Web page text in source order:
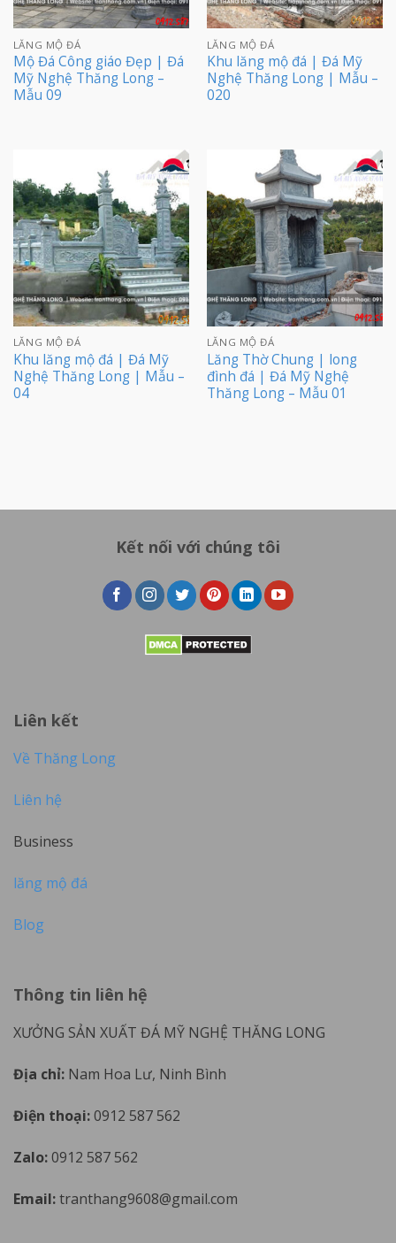
LĂNG MỘ ĐÁ
Mộ Đá Công giáo Đẹp | Đá
Mỹ Nghệ Thăng Long –
Mẫu 09
LĂNG MỘ ĐÁ
Khu lăng mộ đá | Đá Mỹ
Nghệ Thăng Long | Mẫu –
020
LĂNG MỘ ĐÁ
Khu lăng mộ đá | Đá Mỹ
Nghệ Thăng Long | Mẫu –
04
LĂNG MỘ ĐÁ
Lăng Thờ Chung | long
đình đá | Đá Mỹ Nghệ
Thăng Long – Mẫu 01
Kết nối với chúng tôi
Liên kết
Về Thăng Long
Liên hệ
Business
lăng mộ đá
Blog
Thông tin liên hệ
XƯỞNG SẢN XUẤT ĐÁ MỸ NGHỆ THĂNG LONG
Địa chỉ: Nam Hoa Lư, Ninh Bình
Điện thoại:0912 587 562
Zalo:0912 587 562
Email:tranthang9608@gmail.com